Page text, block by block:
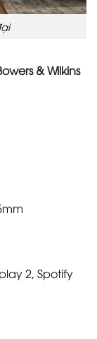
& Wilkins
2, Spotify